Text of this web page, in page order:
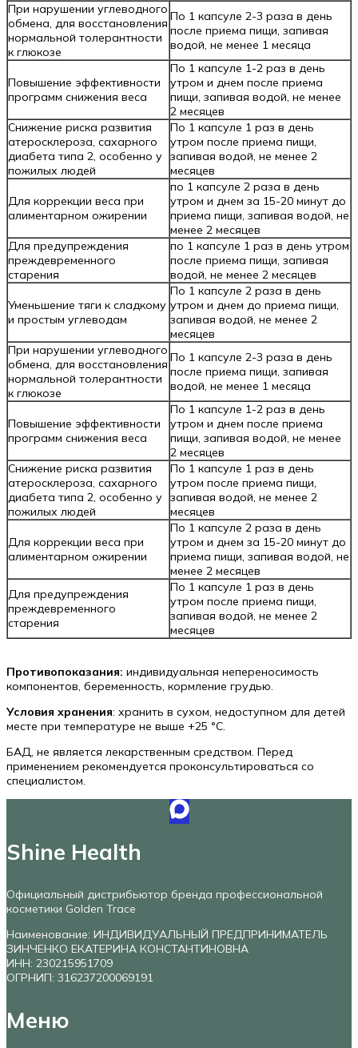
При нарушении углеводного
обмена, для восстановления
нормальной толерантности
к глюкозе
По 1 капсуле 2-3 раза в день
после приема пищи, запивая
водой, не менее 1 месяца
Повышение эффективности
программ снижения веса
По 1 капсуле 1-2 раз в день
утром и днем после приема
пищи, запивая водой, не менее
2 месяцев
Снижение риска развития
атеросклероза, сахарного
диабета типа 2, особенно у
пожилых людей
По 1 капсуле 1 раз в день
утром после приема пищи,
запивая водой, не менее 2
месяцев
Для коррекции веса при
алиментарном ожирении
по 1 капсуле 2 раза в день
утром и днем за 15-20 минут до
приема пищи, запивая водой, не
менее 2 месяцев
Для предупреждения
преждевременного
старения
по 1 капсуле 1 раз в день утром
после приема пищи, запивая
водой, не менее 2 месяцев
Уменьшение тяги к сладкому
и простым углеводам
По 1 капсуле 2 раза в день
утром и днем до приема пищи,
запивая водой, не менее 2
месяцев
При нарушении углеводного
обмена, для восстановления
нормальной толерантности
к глюкозе
По 1 капсуле 2-3 раза в день
после приема пищи, запивая
водой, не менее 1 месяца
Повышение эффективности
программ снижения веса
По 1 капсуле 1-2 раз в день
утром и днем после приема
пищи, запивая водой, не менее
2 месяцев
Снижение риска развития
атеросклероза, сахарного
диабета типа 2, особенно у
пожилых людей
По 1 капсуле 1 раз в день
утром после приема пищи,
запивая водой, не менее 2
месяцев
Для коррекции веса при
алиментарном ожирении
По 1 капсуле 2 раза в день
утром и днем за 15-20 минут до
приема пищи, запивая водой, не
менее 2 месяцев
Для предупреждения
преждевременного
старения
По 1 капсуле 1 раз в день
утром после приема пищи,
запивая водой, не менее 2
месяцев
Противопоказания: индивидуальная непереносимость
компонентов, беременность, кормление грудью.
Условия хранения: хранить в сухом, недоступном для детей
месте при температуре не выше +25 °C.
БАД, не является лекарственным средством. Перед
применением рекомендуется проконсультироваться со
специалистом.
Shine Health
Официальный дистрибьютор бренда профессиональной
косметики Golden Trace
Наименование: ИНДИВИДУАЛЬНЫЙ ПРЕДПРИНИМАТЕЛЬ
ЗИНЧЕНКО ЕКАТЕРИНА КОНСТАНТИНОВНА
ИНН: 230215951709
ОГРНИП: 316237200069191
Меню